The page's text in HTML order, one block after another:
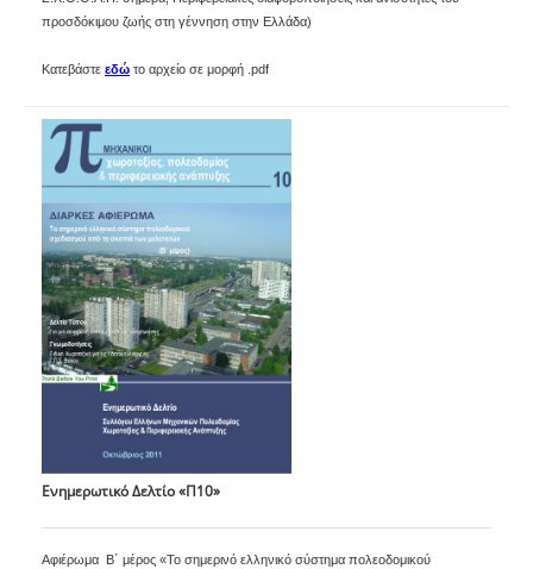
προσδόκιμου ζωής στη γέννηση στην Ελλάδα)
Κατεβάστε εδώ το αρχείο σε μορφή .pdf
Ενημερωτικό Δελτίο «Π10»
Αφιέρωμα  Β΄ μέρος «Το σημερινό ελληνικό σύστημα πολεοδομικού